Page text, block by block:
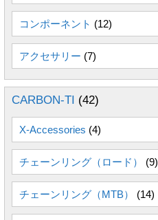
コンポーネント (12)
アクセサリー (7)
CARBON-TI (42)
X-Accessories (4)
チェーンリング（ロード） (9)
チェーンリング（MTB） (14)